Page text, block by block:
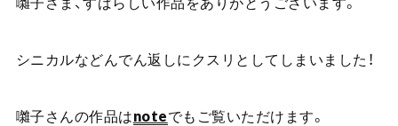
シニカルなどんでん返しにクスリとしてしまいました！
囃子さんの作品はnoteでもご覧いただけます。